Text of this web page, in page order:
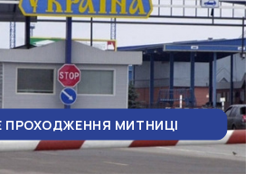
ПРОХОДЖЕННЯ МИТНИЦІ